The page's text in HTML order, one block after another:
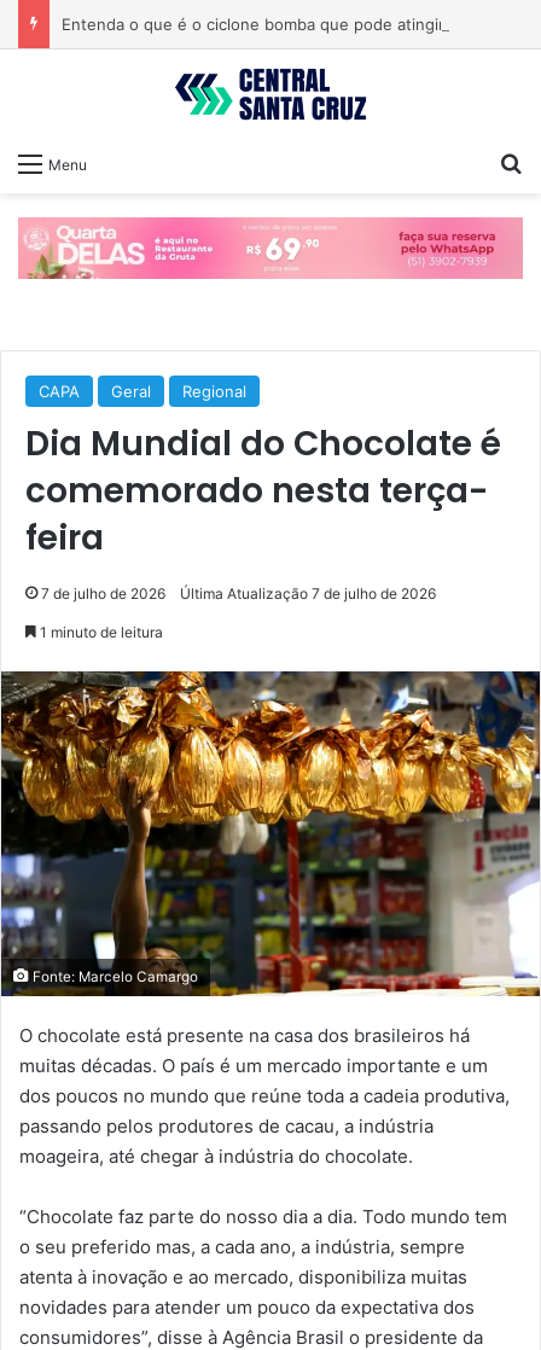
Menu
CAPA Geral Regional
Dia Mundial do Chocolate é
comemorado nesta terça-
feira
7 de julho de 2026 Última Atualização 7 de julho de 2026
1 minuto de leitura
Fonte: Marcelo Camargo
O chocolate está presente na casa dos brasileiros há
muitas décadas. O país é um mercado importante e um
dos poucos no mundo que reúne toda a cadeia produtiva,
passando pelos produtores de cacau, a indústria
moageira, até chegar à indústria do chocolate.
“Chocolate faz parte do nosso dia a dia. Todo mundo tem
o seu preferido mas, a cada ano, a indústria, sempre
atenta à inovação e ao mercado, disponibiliza muitas
novidades para atender um pouco da expectativa dos
consumidores”, disse à Agência Brasil o presidente da